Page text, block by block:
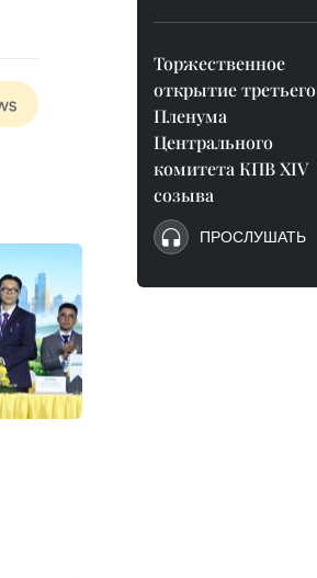
Торжественное
открытие третьего
Пленума
Центрального
комитета КПВ XIV
созыва
ПРОСЛУШАТЬ